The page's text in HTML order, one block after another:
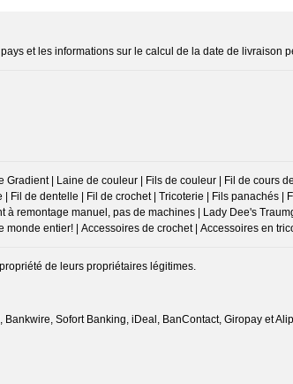
et les informations sur le calcul de la date de livraison
| Laine de couleur | Fils de couleur | Fil de cours
de dentelle | Fil de crochet | Tricoterie | Fils panachés
remontage manuel, pas de machines | Lady Dee's
entier! | Accessoires de crochet | Accessoires en
de leurs propriétaires légitimes.
Sofort Banking, iDeal, BanContact, Giropay et